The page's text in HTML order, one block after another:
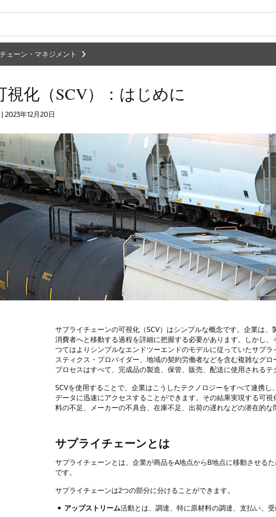
ェーン・マネジメント
化（SCV）：はじめに
2023年12月20日
サプライチェーンの可視化（SCV）はシンプルな概念です。企業は
消費者へと移動する過程を詳細に把握する必要があります。しかし
つてはよりシンプルなエンドツーエンドのモデルに従っていたサプ
スティクス・プロバイダー、地域の契約労働者などを含む複雑なグ
プロセスはすべて、完成品の製造、保管、販売、配送に使用されるテ
SCVを使用することで、企業はこうしたテクノロジーをすべて連携
データに迅速にアクセスすることができます。その結果実現する可
料の不足、メーカーの不具合、在庫不足、出荷の遅れなどの潜在的な
サプライチェーンとは
サプライチェーンとは、企業が商品をA地点からB地点に移動させる
です。
サプライチェーンは2つの部分に分けることができます。
アップストリーム活動とは、調達、特に原材料の調達、支払い、